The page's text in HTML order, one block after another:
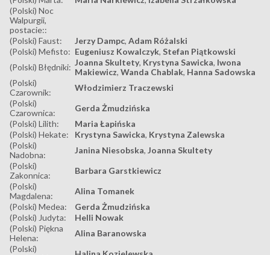
(Polski) Noc
Walpurgii,
postacie::
(Polski) Faust:
Jerzy Dampc, Adam Różalski
(Polski) Mefisto: Eugeniusz Kowalczyk, Stefan Piątkowski
(Polski) Błędniki: Joanna Skultety, Krystyna Sawicka, Iwona
Makiewicz, Wanda Chablak, Hanna Sadowska
(Polski)
Czarownik:
Włodzimierz Traczewski
(Polski)
Czarownica:
Gerda Żmudzińska
(Polski) Lilith:
Maria Łapińska
(Polski) Hekate:
Krystyna Sawicka, Krystyna Zalewska
(Polski)
Nadobna:
Janina Niesobska, Joanna Skultety
(Polski)
Zakonnica:
Barbara Garstkiewicz
(Polski)
Magdalena:
Alina Tomanek
(Polski) Medea:
Gerda Żmudzińska
(Polski) Judyta:
Helli Nowak
(Polski) Piękna
Helena:
Alina Baranowska
(Polski)